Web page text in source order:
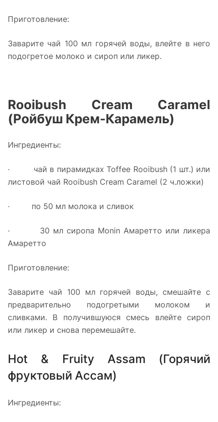
Приготовление:
Заварите чай 100 мл горячей воды, влейте в него
подогретое молоко и сироп или ликер.
Rooibush Cream Caramel
(Ройбуш Крем-Карамель)
Ингредиенты:
· чай в пирамидках Toffee Rooibush (1 шт.) или
листовой чай Rooibush Cream Caramel (2 ч.ложки)
· по 50 мл молока и сливок
· 30 мл сиропа Monin Амаретто или ликера
Амаретто
Приготовление:
Заварите чай 100 мл горячей воды, смешайте с
предварительно подогретыми молоком и
сливками. В получившуюся смесь влейте сироп
или ликер и снова перемешайте.
Hot & Fruity Assam (Горячий
фруктовый Ассам)
Ингредиенты: